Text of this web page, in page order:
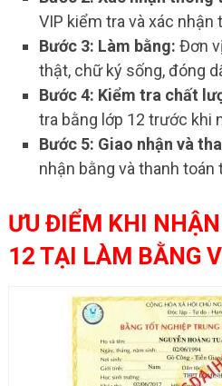
VIP kiểm tra và xác nhận
Bước 3: Làm bằng: Đơn
thật, chữ ký sống, đóng
Bước 4: Kiểm tra chất
tra bằng lớp 12 trước khi
Bước 5: Giao nhận và
nhận bằng và thanh toán
ƯU ĐIỂM KHI
12 TẠI LÀM BẰNG